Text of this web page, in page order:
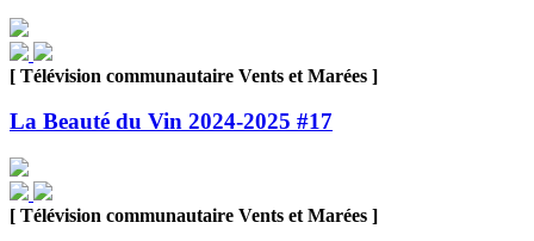
[ Télévision communautaire Vents et Marées ]
La Beauté du Vin 2024-2025 #17
[ Télévision communautaire Vents et Marées ]